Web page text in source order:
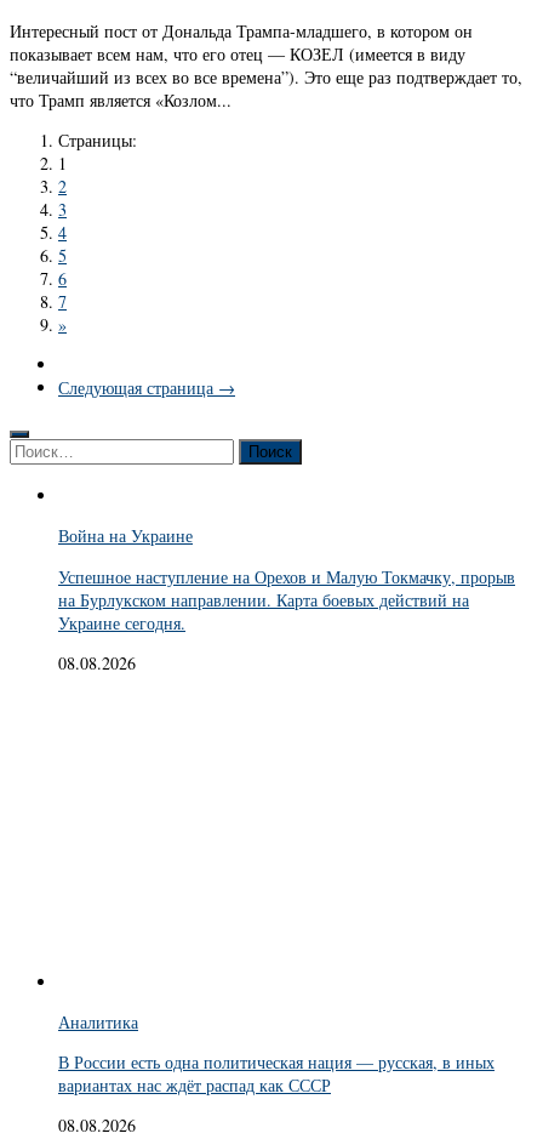
Интересный пост от Дональда Трампа-младшего, в котором он
показывает всем нам, что его отец — КОЗЕЛ (имеется в виду
“величайший из всех во все времена”). Это еще раз подтверждает то,
что Трамп является «Козлом...
Страницы:
1
2
3
4
5
6
7
»
Следующая страница →
Найти:
Война на Украине
Успешное наступление на Орехов и Малую Токмачку, прорыв
на Бурлукском направлении. Карта боевых действий на
Украине сегодня.
08.08.2026
Аналитика
В России есть одна политическая нация — русская, в иных
вариантах нас ждёт распад как СССР
08.08.2026